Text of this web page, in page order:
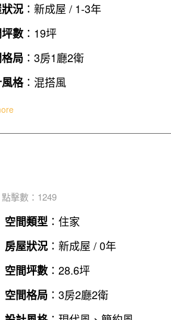
況 ：新成屋 / 1-3年
數 ：19坪
局 ：3房1廳2衛
格：混搭風
點擊數：1249
空間類型 ：住家
房屋狀況 ：新成屋 / 0年
空間坪數 ：28.6坪
空間格局 ：3房2廳2衛